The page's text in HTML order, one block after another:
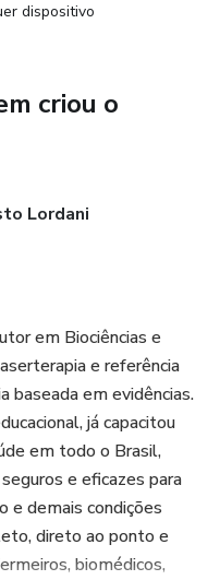
dispositivo
criou o
Lordani
em Biociências e
e referência
baseada em evidências.
já capacitou
em todo o Brasil,
e eficazes para
e demais condições
direto ao ponto e
biomédicos,